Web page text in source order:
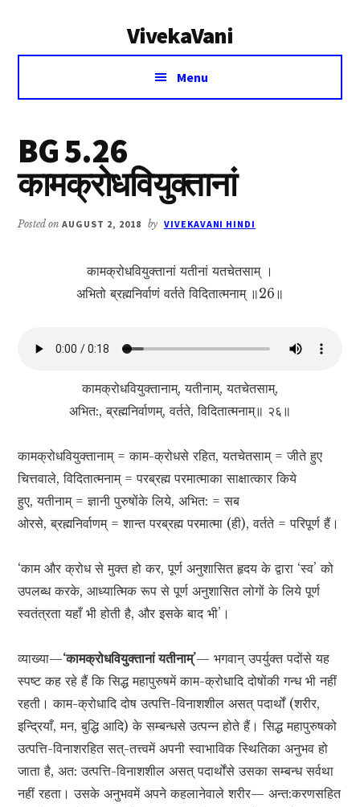
VivekaVani
Voice
Vivekananda
Menu
BG 5.26
कामक्रोधवियुक्तानां
Posted onAUGUST 2, 2018 by VIVEKAVANI HINDI
कामक्रोधवियुक्तानां यतीनां यतचेतसाम् ।
अभितो ब्रह्मनिर्वाणं वर्तते विदितात्मनाम् ॥26॥
कामक्रोधवियुक्तानाम्, यतीनाम्, यतचेतसाम्,
अभित:, ब्रह्मनिर्वाणम्, वर्तते, विदितात्मनाम्॥ २६॥
कामक्रोधवियुक्तानाम् = काम-क्रोधसे रहित, यतचेतसाम् = जीते हुए
चित्तवाले, विदितात्मनाम् = परब्रह्म परमात्माका साक्षात्कार किये
हुए, यतीनाम् = ज्ञानी पुरुषोंके लिये, अभित: = सब
ओरसे, ब्रह्मनिर्वाणम् = शान्त परब्रह्म परमात्मा (ही), वर्तते = परिपूर्ण हैं।
‘काम और क्रोध से मुक्त हो कर, पूर्ण अनुशासित हृदय के द्वारा ‘स्व’ को
उपलब्ध करके, आध्यात्मिक रूप से पूर्ण अनुशासित लोगों के लिये पूर्ण
स्वतंत्रता यहाँ भी होती है, और इसके बाद भी’।
व्याख्या—‘कामक्रोधवियुक्तानां यतीनाम्’— भगवान् उपर्युक्त पदोंसे यह
स्पष्ट कह रहे हैं कि सिद्ध महापुरुषमें काम-क्रोधादि दोषोंकी गन्ध भी नहीं
रहती। काम-क्रोधादि दोष उत्पत्ति-विनाशशील असत् पदार्थों (शरीर,
इन्द्रियाँ, मन, बुद्धि आदि) के सम्बन्धसे उत्पन्न होते हैं। सिद्ध महापुरुषको
उत्पत्ति-विनाशरहित सत्-तत्त्वमें अपनी स्वाभाविक स्थितिका अनुभव हो
जाता है, अत: उत्पत्ति-विनाशशील असत् पदार्थोंसे उसका सम्बन्ध सर्वथा
नहीं रहता। उसके अनुभवमें अपने कहलानेवाले शरीर— अन्त:करणसहित